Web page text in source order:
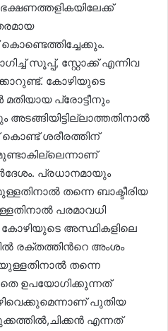
സൂപ്പ്, സ്റ്റോക്ക് എന്നിവ
കോഴിയുടെ
പ്രോട്ടീനും
കൊണ്ട് ശരീരത്തിന്
പ്രധാനമായും
തന്നെ ബാക്ടീരിയ
പരമാവധി
അസ്ഥികളിലെ
രക്തത്തിന്‍റെ അംശം
തന്നെ
ഉപയോഗിക്കുന്നത്
പുതിയ
എന്നത്